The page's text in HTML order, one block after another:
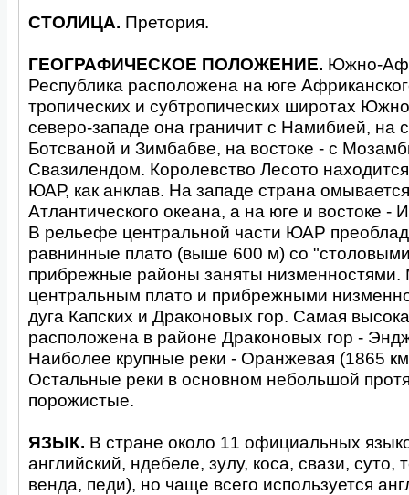
СТОЛИЦА. Претория.
ГЕОГРАФИЧЕСКОЕ ПОЛОЖЕНИЕ. Южно-
Республика расположена на юге
тропических и субтропических широтах
северо-западе она граничит с Намибией, на
Ботсваной и Зимбабве, на востоке - с
Свазилендом. Королевство Лесото
ЮАР, как анклав. На западе страна
Атлантического океана, а на юге и востоке -
В рельефе центральной части ЮАР
равнинные плато (выше 600 м) со
прибрежные районы заняты
центральным плато и прибрежными
дуга Капских и Драконовых гор. Самая
расположена в районе Драконовых гор -
Наиболее крупные реки - Оранжевая (1865
Остальные реки в основном небольшой
порожистые.
ЯЗЫК. В стране около 11 официальных
английский, ндебеле, зулу, коса, свази, суто,
венда, педи), но чаще всего используется